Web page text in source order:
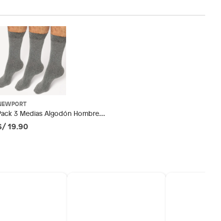
3 Medias Algodón Hombre
19.90